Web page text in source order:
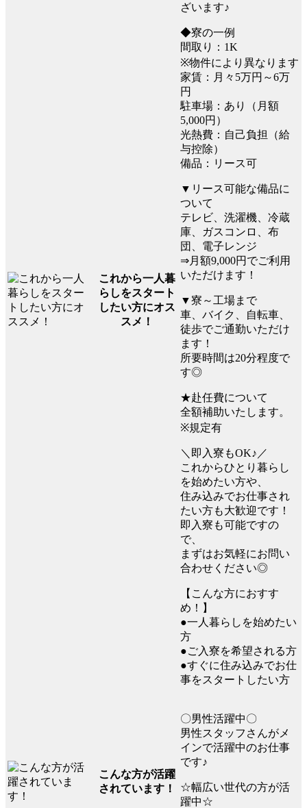
これから一人暮
らしをスタート
したい方にオス
スメ！
ざいます♪
◆寮の一例
間取り：1K
※物件により異なります
家賃：月々5万円～6万
円
駐車場：あり（月額
5,000円）
光熱費：自己負担（給
与控除）
備品：リース可
▼リース可能な備品に
ついて
テレビ、洗濯機、冷蔵
庫、ガスコンロ、布
団、電子レンジ
⇒月額9,000円でご利用
いただけます！
▼寮～工場まで
車、バイク、自転車、
徒歩でご通勤いただけ
ます！
所要時間は20分程度で
す◎
★赴任費について
全額補助いたします。
※規定有
＼即入寮もOK♪／
これからひとり暮らし
を始めたい方や、
住み込みでお仕事され
たい方も大歓迎です！
即入寮も可能ですの
で、
まずはお気軽にお問い
合わせください◎
【こんな方におすす
め！】
●一人暮らしを始めたい
方
●ご入寮を希望される方
●すぐに住み込みでお仕
事をスタートしたい方
こんな方が活躍
されています！
〇男性活躍中〇
男性スタッフさんがメ
インで活躍中のお仕事
です♪
☆幅広い世代の方が活
躍中☆